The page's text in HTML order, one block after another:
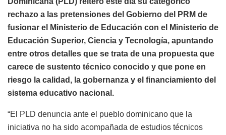
rechazo a las pretensiones del Gobierno del PRM de
fusionar el Ministerio de Educación con el Ministerio de
Educación Superior, Ciencia y Tecnología, apuntando
entre otros detalles que se trata de una propuesta que
carece de sustento técnico conocido y que pone en
riesgo la calidad, la gobernanza y el financiamiento del
sistema educativo nacional.
“El PLD denuncia ante el pueblo dominicano que la
iniciativa no ha sido acompañada de estudios técnicos